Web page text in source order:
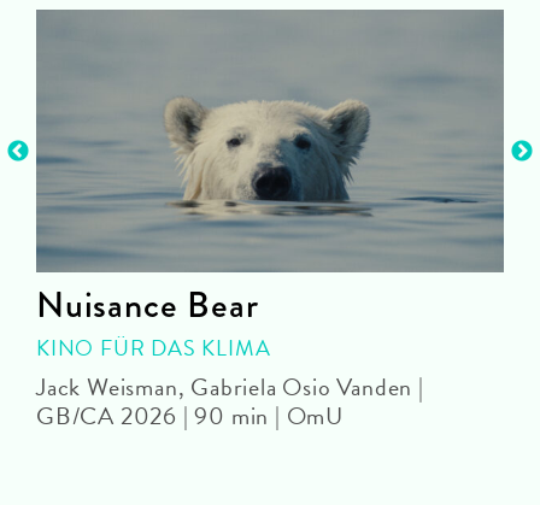
Nuisance Bear
KINO FÜR DAS KLIMA
Jack Weisman, Gabriela Osio Vanden |
GB/CA 2026 | 90 min | OmU